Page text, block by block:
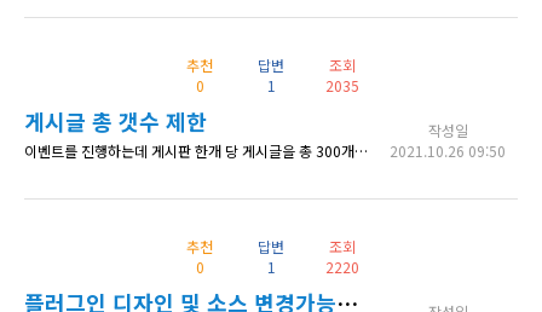
추천
0
답변
1
조회
2035
게시글 총 갯수 제한
이벤트를 진행하는데 게시판 한개 당 게시글을 총 300개까지만 제한 둘 수 있나요? (휴지통 제외 실 게시글 수) 확인부탁드립니다. 감사합니다.
작성일
2021.10.26 09:50
추천
0
답변
1
조회
2220
플러그인 디자인 및 소스 변경가능한가요?